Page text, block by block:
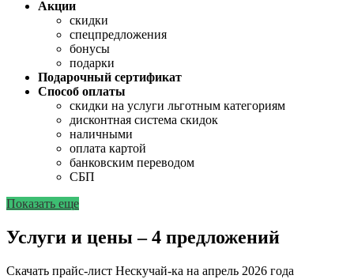
Акции
скидки
спецпредложения
бонусы
подарки
Подарочный сертификат
Способ оплаты
скидки на услуги льготным категориям
дисконтная система скидок
наличными
оплата картой
банковским переводом
СБП
Показать еще
Услуги и цены – 4 предложений
Скачать прайс-лист Нескучай-ка на апрель 2026 года